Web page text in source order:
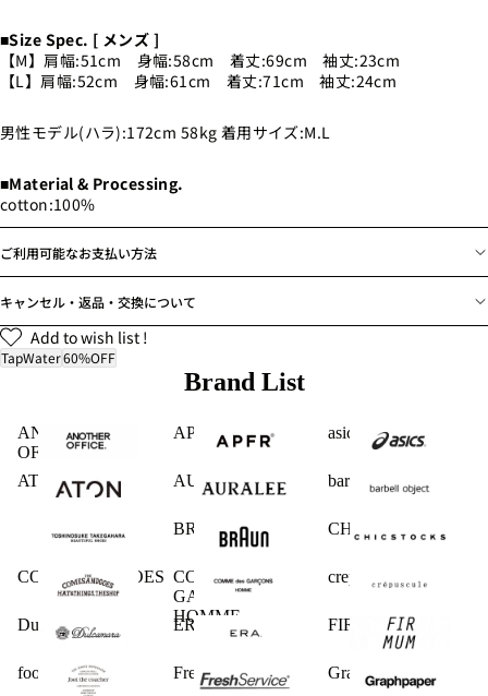
■Size Spec. [ メンズ ]
【M】肩幅:51cm 身幅:58cm 着丈:69cm 袖丈:23cm
【L】肩幅:52cm 身幅:61cm 着丈:71cm 袖丈:24cm
男性モデル(ハラ):172cm 58kg 着用サイズ:M.L
■Material & Processing.
cotton:100%
ご利用可能なお支払い方法
キャンセル・返品・交換について
Add to wish list !
TapWater60%OFF
Brand List
ANOTHER
OFFICE
APFR asics
ATON AURALEE barbell object
BRAUN CHICSTOCKS
COMESANDGOES COMME des
GARCONS
HOMME
crepuscule
Dulcamara ERA. FIRMUM
foot the coacher FreshService Graphpaper